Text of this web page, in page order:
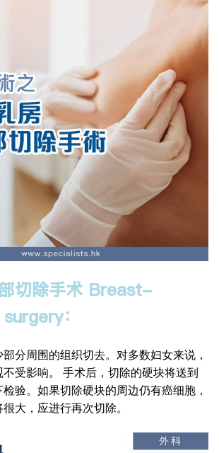
切除手术 Breast-
：
分周围的组织切去。对多数妇女来说，
受影响。 手术后，切除的硬块将送到
验。如果切除硬块的周边仍有癌细胞，
大，应进行再次切除。